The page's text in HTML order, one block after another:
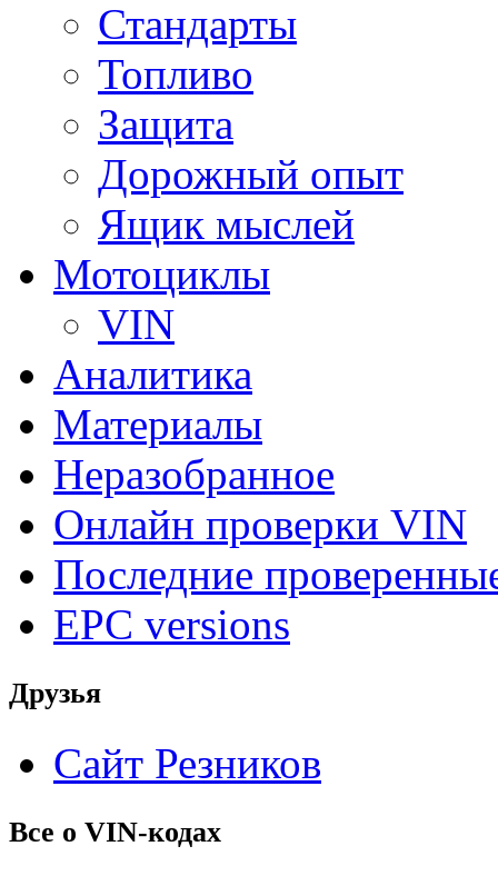
Стандарты
Топливо
Защита
Дорожный опыт
Ящик мыслей
Мотоциклы
VIN
Аналитика
Материалы
Неразобранное
Онлайн проверки VIN
Последние
EPC versions
Друзья
Сайт Резников
Все о VIN-кодах